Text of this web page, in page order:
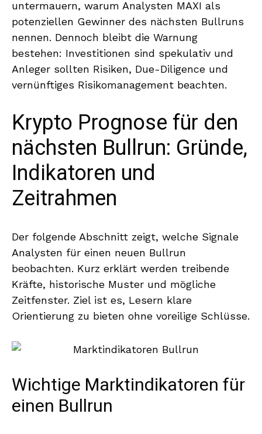
untermauern, warum Analysten MAXI als
potenziellen Gewinner des nächsten Bullruns
nennen. Dennoch bleibt die Warnung
bestehen: Investitionen sind spekulativ und
Anleger sollten Risiken, Due-Diligence und
vernünftiges Risikomanagement beachten.
Krypto Prognose für den
nächsten Bullrun: Gründe,
Indikatoren und
Zeitrahmen
Der folgende Abschnitt zeigt, welche Signale
Analysten für einen neuen Bullrun
beobachten. Kurz erklärt werden treibende
Kräfte, historische Muster und mögliche
Zeitfenster. Ziel ist es, Lesern klare
Orientierung zu bieten ohne voreilige Schlüsse.
Wichtige Marktindikatoren für
einen Bullrun